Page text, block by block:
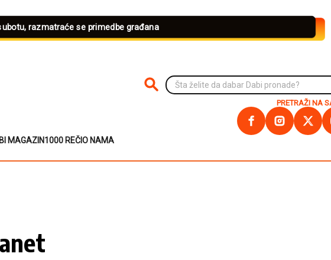
razmatraće se primedbe građana
MAGAZIN1000 REČIO NAMA
PRETRAŽI NA SAJTU
PRETRAŽI NA